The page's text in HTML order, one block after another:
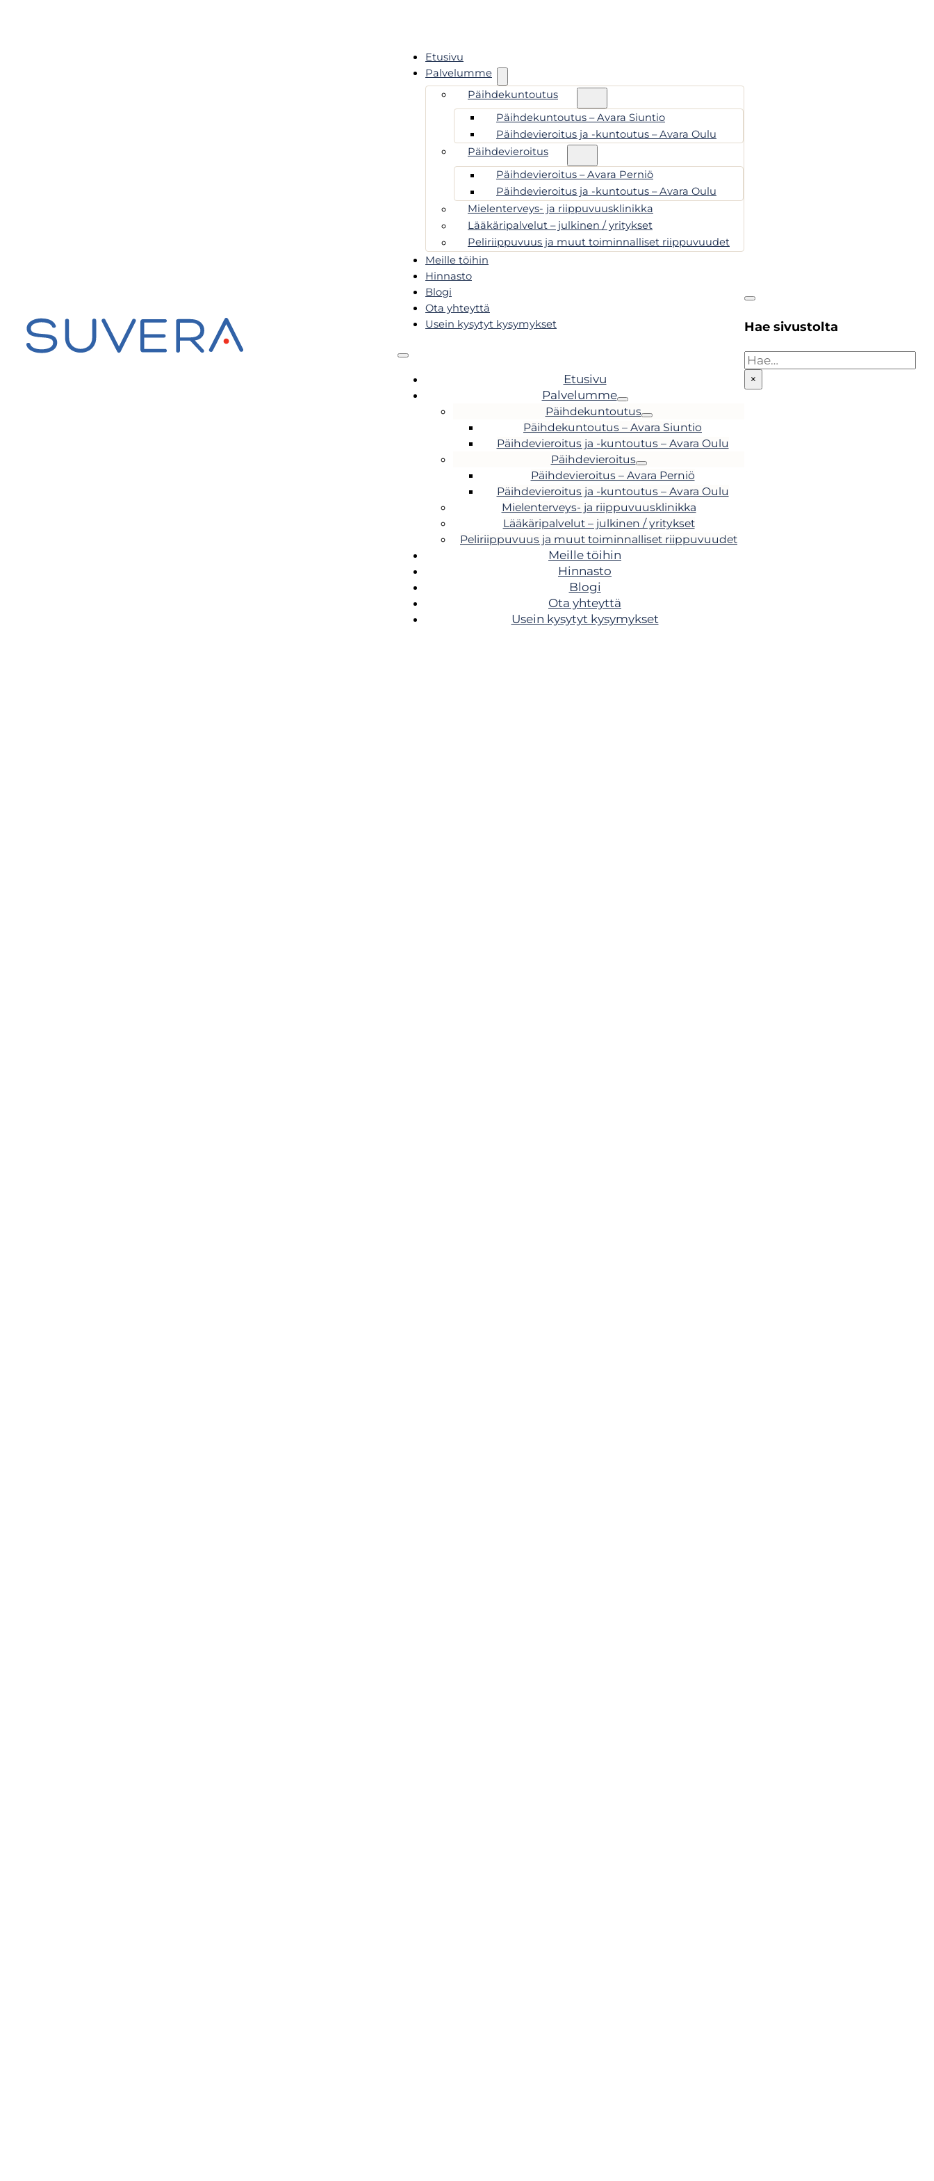
Etusivu
Palvelumme
Päihdekuntoutus
Päihdekuntoutus – Avara Siuntio
Päihdevieroitus ja -kuntoutus – Avara Oulu
Päihdevieroitus
Päihdevieroitus – Avara Perniö
Päihdevieroitus ja -kuntoutus – Avara Oulu
Mielenterveys- ja riippuvuusklinikka
Lääkäripalvelut – julkinen / yritykset
Peliriippuvuus ja muut toiminnalliset riippuvuudet
Meille töihin
Hinnasto
Blogi
Ota yhteyttä
Usein kysytyt kysymykset
Etusivu
Palvelumme
Päihdekuntoutus
Päihdekuntoutus – Avara Siuntio
Päihdevieroitus ja -kuntoutus – Avara Oulu
Päihdevieroitus
Päihdevieroitus – Avara Perniö
Päihdevieroitus ja -kuntoutus – Avara Oulu
Mielenterveys- ja riippuvuusklinikka
Lääkäripalvelut – julkinen / yritykset
Peliriippuvuus ja muut toiminnalliset riippuvuudet
Meille töihin
Hinnasto
Blogi
Ota yhteyttä
Usein kysytyt kysymykset
Hae sivustolta
Haku
×